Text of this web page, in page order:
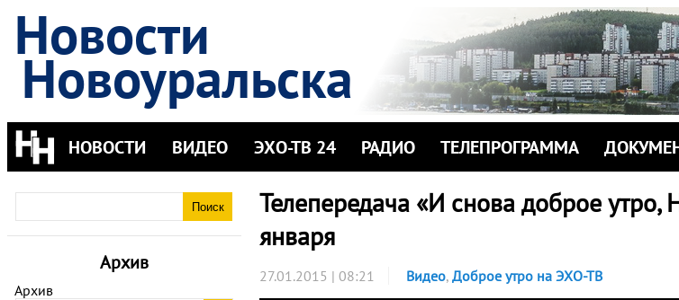
Новости
Новоуральска
НОВОСТИ ВИДЕО ЭХО-ТВ 24 РАДИО ТЕЛЕПРОГРАММА
Архив
Архив
Телепередача «И снова доброе утро,
января
27.01.2015 | 08:21 Видео, Доброе утро на ЭХО-ТВ